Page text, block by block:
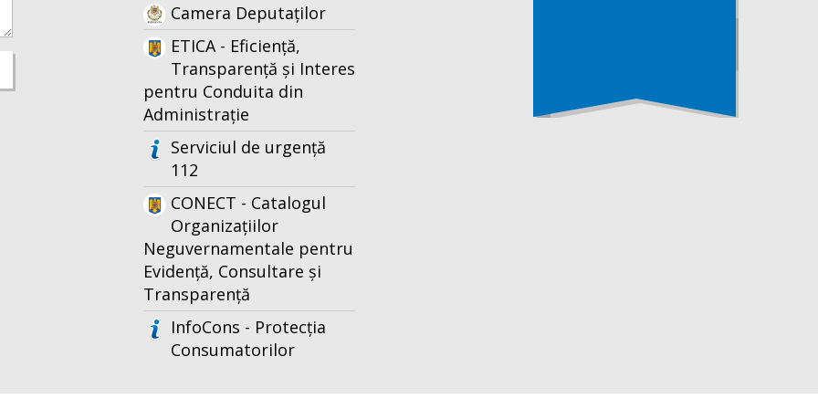
Camera Deputaților
ETICA - Eficiență,
Transparență și Interes
pentru Conduita din
Administrație
Serviciul de urgență
112
CONECT - Catalogul
Organizațiilor
Neguvernamentale pentru
Evidență, Consultare și
Transparență
InfoCons - Protecția
Consumatorilor